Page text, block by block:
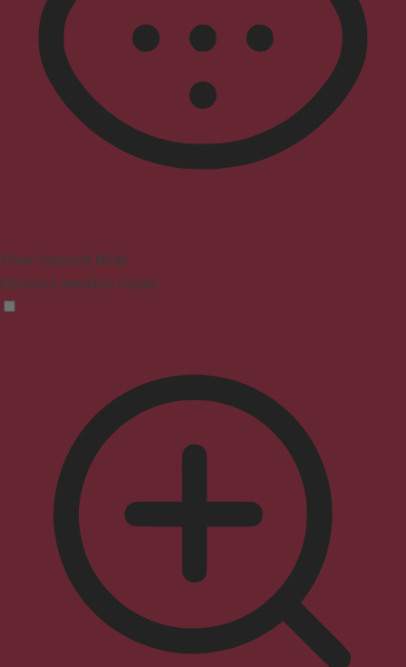
Vision Impaired Mode
Enhances website's visuals